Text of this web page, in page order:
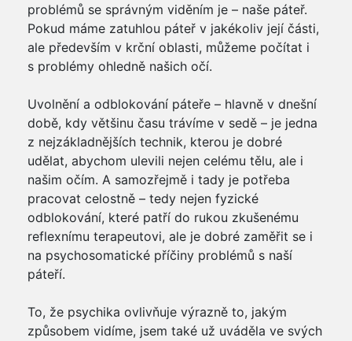
problémů se správným viděním je – naše páteř.
Pokud máme zatuhlou páteř v jakékoliv její části,
ale především v krční oblasti, můžeme počítat i
s problémy ohledně našich očí.
Uvolnění a odblokování páteře – hlavně v dnešní
době, kdy většinu času trávíme v sedě – je jedna
z nejzákladnějších technik, kterou je dobré
udělat, abychom ulevili nejen celému tělu, ale i
našim očím. A samozřejmě i tady je potřeba
pracovat celostně – tedy nejen fyzické
odblokování, které patří do rukou zkušenému
reflexnímu terapeutovi, ale je dobré zaměřit se i
na psychosomatické příčiny problémů s naší
páteří.
To, že psychika ovlivňuje výrazně to, jakým
způsobem vidíme, jsem také už uváděla ve svých